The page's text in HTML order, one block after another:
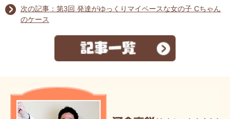
次の記事： 第3回 発達がゆっくりマイペースな女の子 Cちゃん
のケース